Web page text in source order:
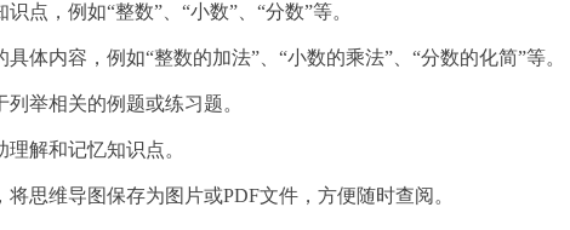
点，例如“整数”、“小数”、“分数”等。
体内容，例如“整数的加法”、“小数的乘法”、“分数的化简”等。
举相关的例题或练习题。
解和记忆知识点。
思维导图保存为图片或PDF文件，方便随时查阅。